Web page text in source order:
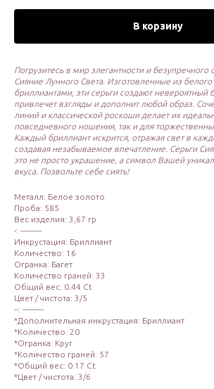
В корзину
Погрузитесь в мир элегантности и безупречного
Сияние Лунного Света. Изготовленные из
бриллиантами, эти серьги создают невероятный
привлечет взгляды и дополнит любой образ.
линий и классической роскоши делает их
повседневного ношения, так и для
Каждый бриллиант искрится, отражая свет в
создавая незабываемое впечатление. Серьги
это не просто украшение, а символ Вашей
вкуса. Позвольте себе сиять!
Металл: Белое золото
Проба: 585
Вес изделия: 3,67 гр
-: ----------
Инкрустация: Бриллиант
Количество: 16
Огранка: Багет
Количество граней: 33
Общий вес: 0.44 Ct
Цвет / чистота: 3/5
--: ----------
*Дополнительная инкрустация: Бриллиант
*Количество: 20
*Огранка: Круг
*Количество граней: 57
*Общий вес: 0.17 Ct
*Цвет / чистота: 3/6